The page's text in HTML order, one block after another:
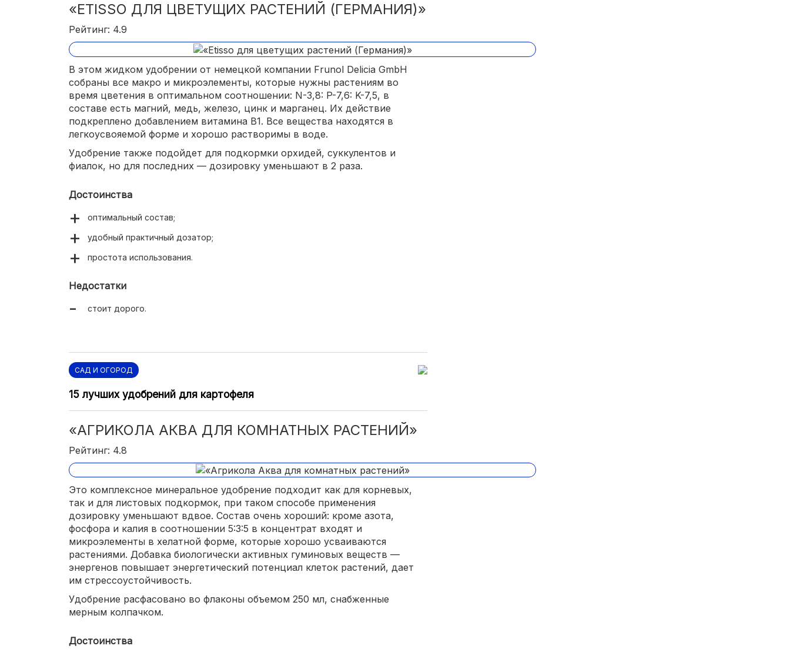
«ETISSO ДЛЯ ЦВЕТУЩИХ РАСТЕНИЙ (ГЕРМАНИЯ)»
Рейтинг: 4.9
В этом жидком удобрении от немецкой компании Frunol Delicia GmbH
собраны все макро и микроэлементы, которые нужны растениям во
время цветения в оптимальном соотношении: N-3,8: P-7,6: K-7,5, в
составе есть магний, медь, железо, цинк и марганец. Их действие
подкреплено добавлением витамина В1. Все вещества находятся в
легкоусвояемой форме и хорошо растворимы в воде.
Удобрение также подойдет для подкормки орхидей, суккулентов и
фиалок, но для последних — дозировку уменьшают в 2 раза.
Достоинства
оптимальный состав;
удобный практичный дозатор;
простота использования.
Недостатки
стоит дорого.
САД И ОГОРОД
15 лучших удобрений для картофеля
«АГРИКОЛА АКВА ДЛЯ КОМНАТНЫХ РАСТЕНИЙ»
Рейтинг: 4.8
Это комплексное минеральное удобрение подходит как для корневых,
так и для листовых подкормок, при таком способе применения
дозировку уменьшают вдвое. Состав очень хороший: кроме азота,
фосфора и калия в соотношении 5:3:5 в концентрат входят и
микроэлементы в хелатной форме, которые хорошо усваиваются
растениями. Добавка биологически активных гуминовых веществ —
энергенов повышает энергетический потенциал клеток растений, дает
им стрессоустойчивость.
Удобрение расфасовано во флаконы объемом 250 мл, снабженные
мерным колпачком.
Достоинства